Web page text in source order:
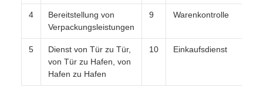
4
Bereitstellung von
Verpackungsleistungen
9 Warenkontrolle
5
Dienst von Tür zu Tür,
von Tür zu Hafen, von
Hafen zu Hafen
10 Einkaufsdienst